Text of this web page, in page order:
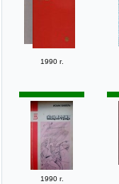
1990 г.
1990 г.